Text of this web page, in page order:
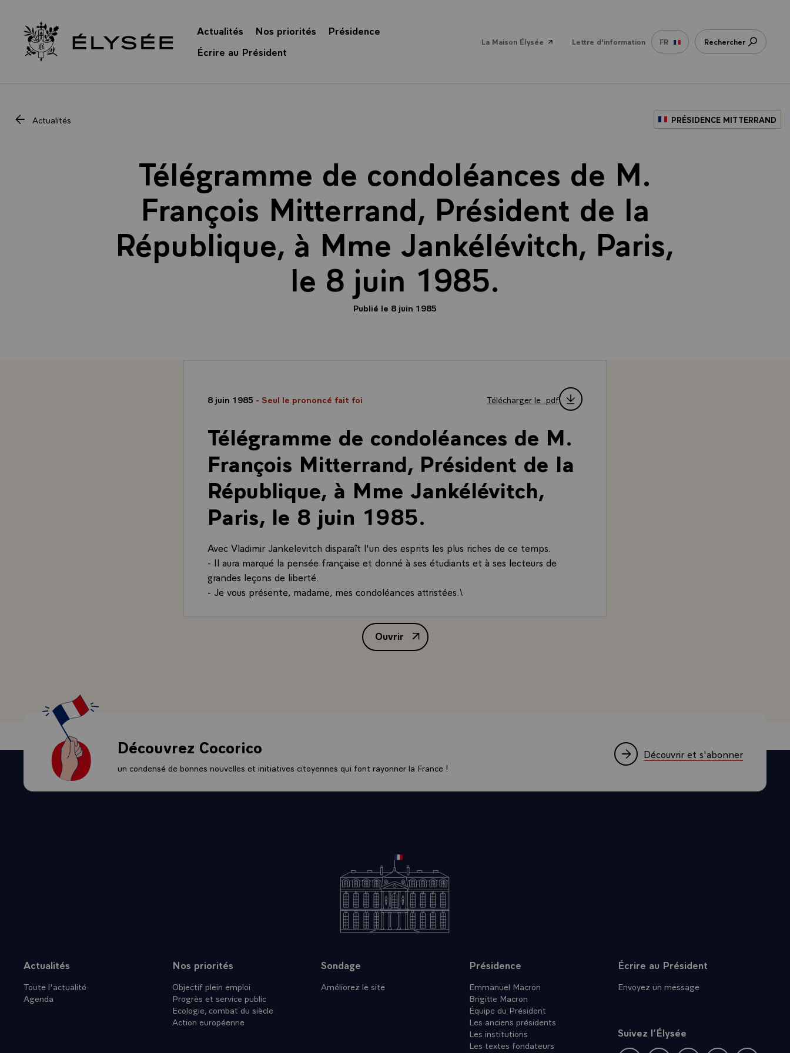
Retour à l’accueil Élysée
Actualités Nos priorités
Présidence
Écrire au Président
La Maison Élysée Lettre d'information FR Rechercher
Actualités PRÉSIDENCE MITTERRAND
Télégramme de condoléances de M.
François Mitterrand, Président de la
République, à Mme Jankélévitch, Paris,
le 8 juin 1985.
Publié le 8 juin 1985
8 juin 1985 - Seul le prononcé fait foi Télécharger le .pdf
Télégramme de condoléances de M.
François Mitterrand, Président de la
République, à Mme Jankélévitch,
Paris, le 8 juin 1985.
Avec Vladimir Jankelevitch disparaît l'un des esprits les plus riches de ce temps.
- Il aura marqué la pensée française et donné à ses étudiants et à ses lecteurs de
grandes leçons de liberté.
- Je vous présente, madame, mes condoléances attristées.\
Ouvrir
Télégramme de condoléances de M. François Mitterrand, Président de la République, à
Découvrez Cocorico
un condensé de bonnes nouvelles et initiatives citoyennes qui font rayonner la France !
Découvrir et s'abonner
Plan du site
Actualités
Toute l'actualité
Agenda
Nos priorités
Objectif plein emploi
Progrès et service public
Ecologie, combat du siècle
Action européenne
Sondage
Améliorez le site
Présidence
Emmanuel Macron
Brigitte Macron
Équipe du Président
Les anciens présidents
Les institutions
Les textes fondateurs
Écrire au Président
Envoyez un message
Suivez l’Élysée